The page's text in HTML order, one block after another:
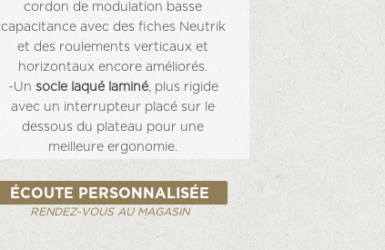
cordon de modulation basse
capacitance avec des fiches Neutrik
et des roulements verticaux et
horizontaux encore améliorés.
-Un socle laqué laminé, plus rigide
avec un interrupteur placé sur le
dessous du plateau pour une
meilleure ergonomie.
-L’Axe-palier est plus résistant et
réduit les contraintes sur le puit
grâce aunouveau carter à
roulements en laiton
sous-plateau est plus précis et
ÉCOUTE PERSONNALISÉE
RENDEZ-VOUS AU MAGASIN